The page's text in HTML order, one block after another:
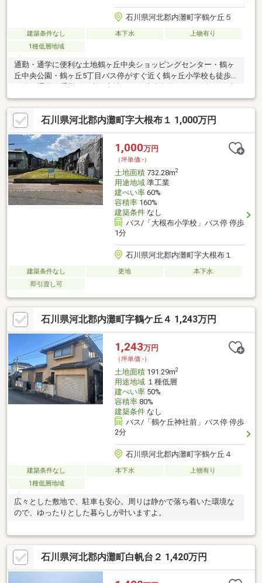
石川県河北郡内灘町字鶴ケ丘５
建築条件なし 本下水
上物有り
1種低層地域
通勤・通学に便利な土地鶴ヶ丘中央ショッピングセンター・鶴ヶ
丘中央公園・鶴ヶ丘5丁目バス停がすぐ近く鶴ヶ丘小学校も徒歩約
10分と通学や通勤に便利な立地です。建築条件なしでお好きな建
築業者で建てられます。
石川県河北郡内灘町字大根布１ 1,000万円
1,000万円
（坪単価:-）
土地面積732.28m2
用途地域準工業
建ぺい率60%
容積率160%
建築条件なし
バス/「大根布小学校」バス停 停歩
1分
石川県河北郡内灘町字大根布１
建築条件なし 更地
本下水
即引渡し可
石川県河北郡内灘町字鶴ケ丘４ 1,243万円
1,243万円
（坪単価:-）
土地面積191.29m2
用途地域１種低層
建ぺい率50%
容積率80%
建築条件なし
バス/「鶴ケ丘神社前」バス停 停歩
2分
石川県河北郡内灘町字鶴ケ丘４
建築条件なし 本下水
上物有り
1種低層地域
広々とした敷地で、駐車も安心。周りは静かで落ち着いた環境な
ので、ゆったりとした暮らしが叶いますよ。
石川県河北郡内灘町白帆台２ 1,420万円